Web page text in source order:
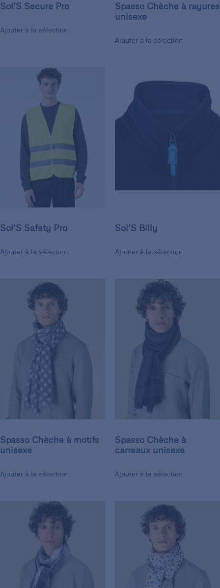
Sol’S Secure Pro
Ajouter à la sélection
Spasso Chèche à rayures
unisexe
Ajouter à la sélection
Sol’S Safety Pro
Ajouter à la sélection
Sol’S Billy
Ajouter à la sélection
Spasso Chèche à motifs
unisexe
Ajouter à la sélection
Spasso Chèche à
carreaux unisexe
Ajouter à la sélection